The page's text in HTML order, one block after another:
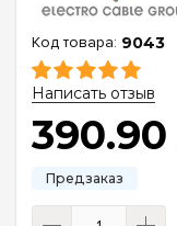
9043
Написать отзыв
390.90